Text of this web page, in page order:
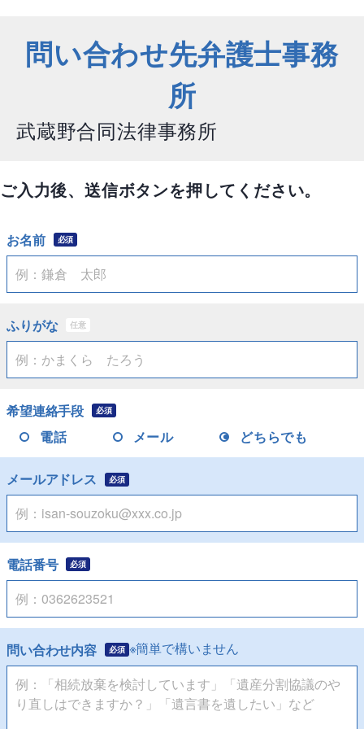
問い合わせ先弁護士事務
所
武蔵野合同法律事務所
ご入力後、送信ボタンを押してください。
お名前 必須
ふりがな 任意
希望連絡手段 必須
電話 メール どちらでも
メールアドレス 必須
電話番号 必須
問い合わせ内容 必須 ※簡単で構いません